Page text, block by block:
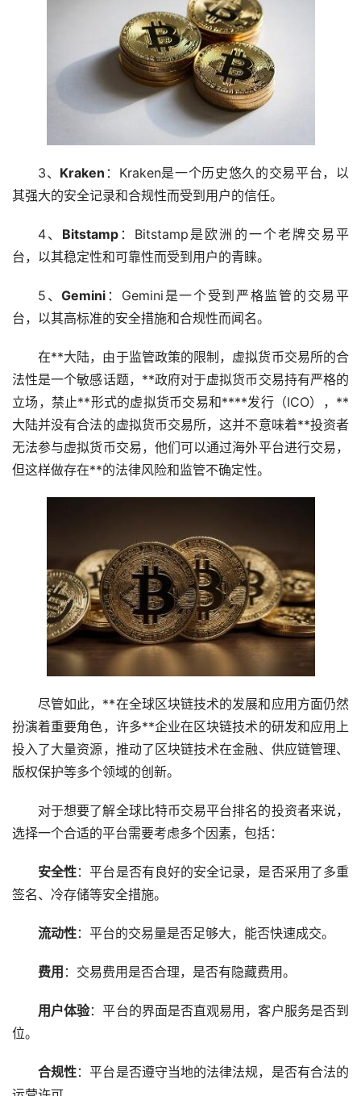
3、 Kraken ：Kraken是一个历史悠久的交易平台，以
其强大的安全记录和合规性而受到用户的信任。
4、 Bitstamp ：Bitstamp是欧洲的一个老牌交易平
台，以其稳定性和可靠性而受到用户的青睐。
5、Gemini ：Gemini是一个受到严格监管的交易平
台，以其高标准的安全措施和合规性而闻名。
在**大陆，由于监管政策的限制，虚拟货币交易所的合
法性是一个敏感话题，**政府对于虚拟货币交易持有严格的
立场，禁止**形式的虚拟货币交易和****发行（ICO），**
大陆并没有合法的虚拟货币交易所，这并不意味着**投资者
无法参与虚拟货币交易，他们可以通过海外平台进行交易，
但这样做存在**的法律风险和监管不确定性。
尽管如此，**在全球区块链技术的发展和应用方面仍然
扮演着重要角色，许多**企业在区块链技术的研发和应用上
投入了大量资源，推动了区块链技术在金融、供应链管理、
版权保护等多个领域的创新。
对于想要了解全球比特币交易平台排名的投资者来说，
选择一个合适的平台需要考虑多个因素，包括：
安全性：平台是否有良好的安全记录，是否采用了多重
签名、冷存储等安全措施。
流动性：平台的交易量是否足够大，能否快速成交。
费用 ：交易费用是否合理，是否有隐藏费用。
用户体验：平台的界面是否直观易用，客户服务是否到
位。
合规性：平台是否遵守当地的法律法规，是否有合法的